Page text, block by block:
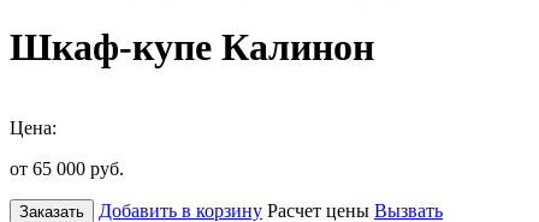
Шкаф-купе Калинон
Цена:
от 65 000 руб.
Заказать Добавить в корзину Расчет цены Вызвать